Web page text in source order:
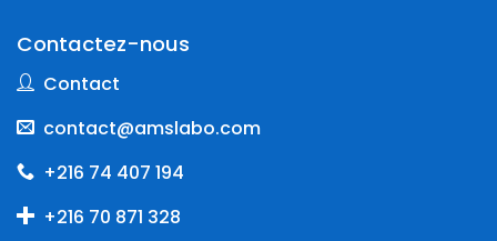
Contactez-nous
Contact
contact@amslabo.com
+216 74 407 194
+216 70 871 328